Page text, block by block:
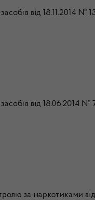
від 18.11.2014 №
від 18.06.2014
за наркотиками